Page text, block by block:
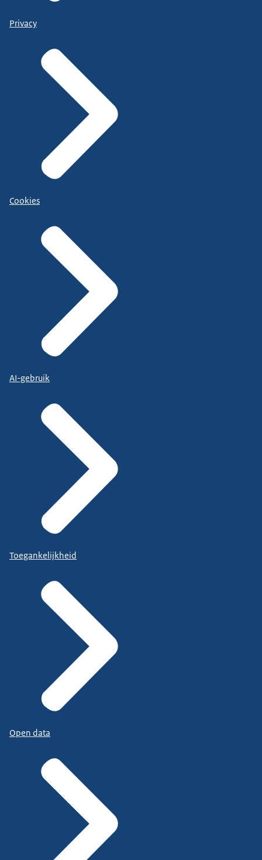
Privacy
Cookies
AI-gebruik
Toegankelijkheid
Open data